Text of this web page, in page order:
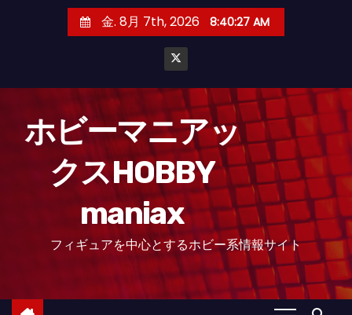
金. 8月 7th, 2026 8:40:28 AM
ホビーマニアッ
クスHOBBY
maniax
フィギュアを中心とするホビー系情報サイト